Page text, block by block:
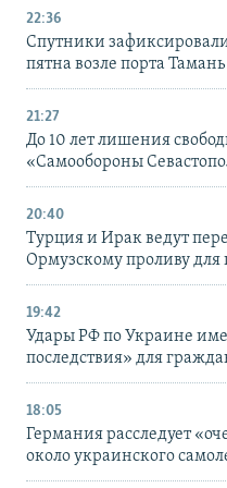
22:36
Спутники
пятна возле порта
21:27
До 10 лет лишения
«Самообороны
20:40
Турция и Ирак ведут
Ормузскому проливу для
19:42
Удары РФ по Украине
последствия» для
18:05
Германия расследует
около украинского